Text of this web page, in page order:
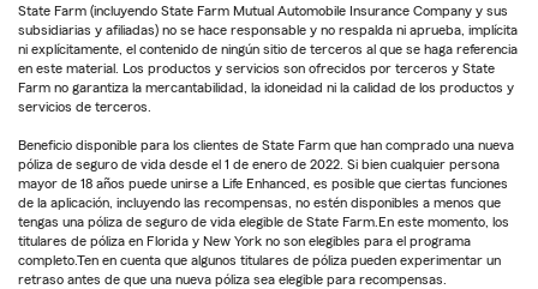
State Farm (incluyendo State Farm Mutual Automobile Insurance Company y sus
subsidiarias y afiliadas) no se hace responsable y no respalda ni aprueba, implícita
ni explícitamente, el contenido de ningún sitio de terceros al que se haga referencia
en este material. Los productos y servicios son ofrecidos por terceros y State
Farm no garantiza la mercantabilidad, la idoneidad ni la calidad de los productos y
servicios de terceros.
Beneficio disponible para los clientes de State Farm que han comprado una nueva
póliza de seguro de vida desde el 1 de enero de 2022. Si bien cualquier persona
mayor de 18 años puede unirse a Life Enhanced, es posible que ciertas funciones
de la aplicación, incluyendo las recompensas, no estén disponibles a menos que
tengas una póliza de seguro de vida elegible de State Farm.En este momento, los
titulares de póliza en Florida y New York no son elegibles para el programa
completo.Ten en cuenta que algunos titulares de póliza pueden experimentar un
retraso antes de que una nueva póliza sea elegible para recompensas.